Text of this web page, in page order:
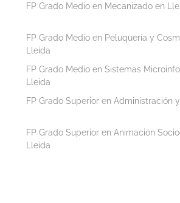
FP Grado Medio en Mecanizado en
FP Grado Medio en Peluquería y
Lleida
FP Grado Medio en Sistemas
Lleida
FP Grado Superior en Administración
FP Grado Superior en Animación
Lleida